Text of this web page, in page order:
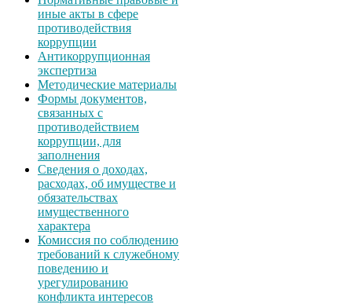
иные акты в сфере
противодействия
коррупции
Антикоррупционная
экспертиза
Методические материалы
Формы документов,
связанных с
противодействием
коррупции, для
заполнения
Сведения о доходах,
расходах, об имуществе и
обязательствах
имущественного
характера
Комиссия по соблюдению
требований к служебному
поведению и
урегулированию
конфликта интересов